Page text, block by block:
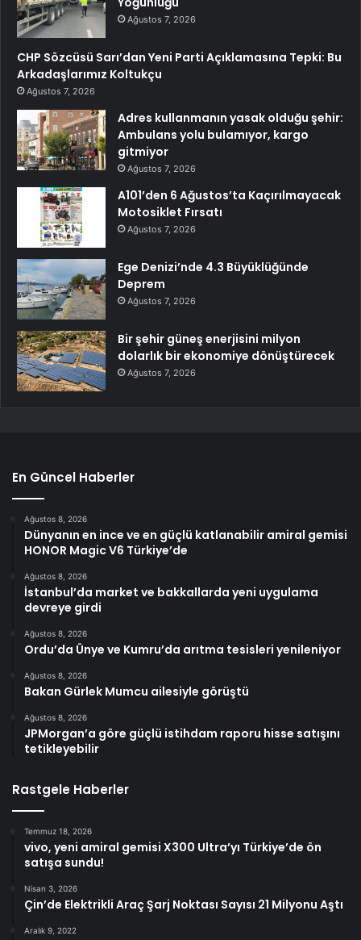
Ağustos 7, 2026
CHP Sözcüsü Sarı’dan Yeni Parti Açıklamasına Tepki: Bu
Arkadaşlarımız Koltukçu
Ağustos 7, 2026
Adres kullanmanın yasak olduğu şehir:
Ambulans yolu bulamıyor, kargo
gitmiyor
Ağustos 7, 2026
A101’den 6 Ağustos’ta Kaçırılmayacak
Motosiklet Fırsatı
Ağustos 7, 2026
Ege Denizi’nde 4.3 Büyüklüğünde
Deprem
Ağustos 7, 2026
Bir şehir güneş enerjisini milyon
dolarlık bir ekonomiye dönüştürecek
Ağustos 7, 2026
En Güncel Haberler
Ağustos 8, 2026
Dünyanın en ince ve en güçlü katlanabilir amiral gemisi
HONOR Magic V6 Türkiye’de
Ağustos 8, 2026
İstanbul’da market ve bakkallarda yeni uygulama
devreye girdi
Ağustos 8, 2026
Ordu’da Ünye ve Kumru’da arıtma tesisleri yenileniyor
Ağustos 8, 2026
Bakan Gürlek Mumcu ailesiyle görüştü
Ağustos 8, 2026
JPMorgan’a göre güçlü istihdam raporu hisse satışını
tetikleyebilir
Rastgele Haberler
Temmuz 18, 2026
vivo, yeni amiral gemisi X300 Ultra’yı Türkiye’de ön
satışa sundu!
Nisan 3, 2026
Çin’de Elektrikli Araç Şarj Noktası Sayısı 21 Milyonu Aştı
Aralık 9, 2022